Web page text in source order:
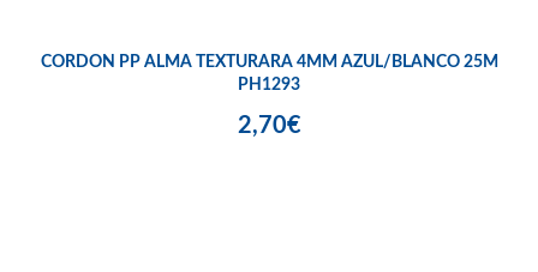
CORDON PP ALMA TEXTURARA 4MM AZUL/BLANCO 25M
PH1293
2,70€